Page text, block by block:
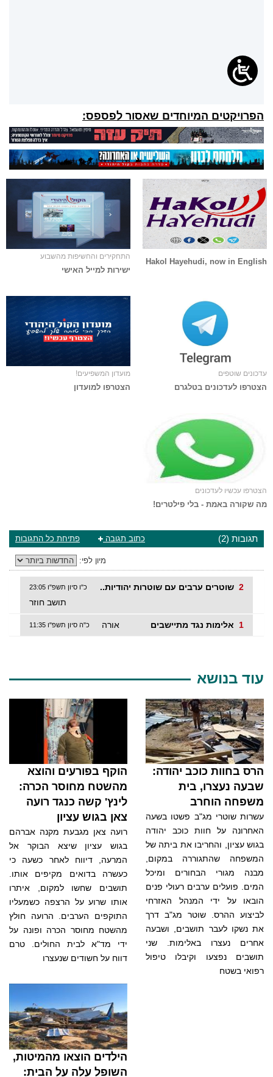
הפרויקטים המיוחדים שאסור לפספס:
Hakol Hayehudi, now in English
התחקירים והחשיפות מהשבוע
ישירות למייל האישי
עדכונים שוטפים
הצטרפו לעדכונים בטלגרם
מועדון המשפיעים!
הצטרפו למועדון
הצטרפו עכשיו לעדכונים
מה שקורה באמת - בלי פילטרים!
תגובות (2) פתיחת כל התגובות כתוב תגובה
מיון לפי:
שוטרים ערבים עם שוטרות יהודיות.. 2 כ"ו סיון תשפ"ו 23:05
תושב חוזר
אלימות נגד מתיישבים 1 כ"ה סיון תשפ"ו 11:35 אורה
עוד בנושא
הרס בחוות כוכב יהודה:
שבעה נעצרו, בית
משפחה הוחרב
עשרות שוטרי מג"ב פשטו בשעה
האחרונה על חוות כוכב יהודה
בגוש עציון, והחריבו את ביתה של
המשפחה שהתגוררה במקום,
מבנה מגורי הבחורים ומיכל
המים. פועלים ערבים רעולי פנים
הובאו על ידי המנהל האזרחי
לביצוע ההרס. שוטר מג"ב דרך
את נשקו לעבר תושבים, ושבעה
אחרים נעצרו באלימות. שני
תושבים נפצעו וקיבלו טיפול
רפואי בשטח
הוקף בפורעים והוצא
מהשטח מחוסר הכרה:
לינץ' קשה כנגד רועה
צאן בגוש עציון
רועה צאן מגבעת מקנה אברהם
בגוש עציון שיצא הבוקר אל
המרעה, דיווח לאחר כשעה כי
כעשרה בדואים מקיפים אותו.
תושבים שחשו למקום, איתרו
אותו שרוע על הרצפה כשמעליו
התוקפים הערבים. הרועה חולץ
מהשטח מחוסר הכרה ופונה על
ידי מד"א לבית החולים. טרם
דווח על חשודים שנעצרו
הילדים הוצאו מהמיטות,
השופל עלה על הבית: